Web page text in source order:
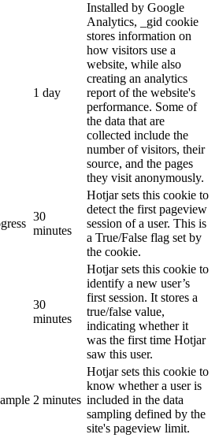
1 day
Installed by Google
Analytics, _gid cookie
stores information on
how visitors use a
website, while also
creating an analytics
report of the website's
performance. Some of
the data that are
collected include the
number of visitors, their
source, and the pages
they visit anonymously.
30
minutes
Hotjar sets this cookie to
detect the first pageview
session of a user. This is
a True/False flag set by
the cookie.
30
minutes
Hotjar sets this cookie to
identify a new user’s
first session. It stores a
true/false value,
indicating whether it
was the first time Hotjar
saw this user.
2 minutes
Hotjar sets this cookie to
know whether a user is
included in the data
sampling defined by the
site's pageview limit.